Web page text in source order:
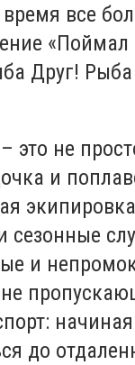
все
«Поймал
Друг!
это не
и
сезонные
и
до